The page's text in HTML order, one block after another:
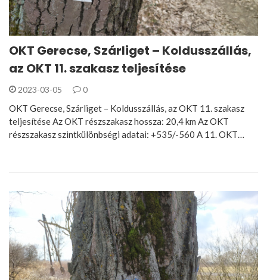
OKT Gerecse, Szárliget – Koldusszállás,
az OKT 11. szakasz teljesítése
2023-03-05 0
OKT Gerecse, Szárliget – Koldusszállás, az OKT 11. szakasz
teljesítése Az OKT részszakasz hossza: 20,4 km Az OKT
részszakasz szintkülönbségi adatai: +535/-560 A 11. OKT…